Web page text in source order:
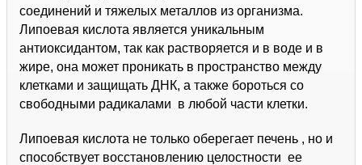
соединений и тяжелых металлов из организма.
Липоевая кислота является уникальным
антиоксидантом, так как растворяется и в воде и в
жире, она может проникать в пространство между
клетками и защищать ДНК, а также бороться со
свободными радикалами в любой части клетки.
Липоевая кислота не только оберегает печень , но и
способствует восстановлению целостности ее